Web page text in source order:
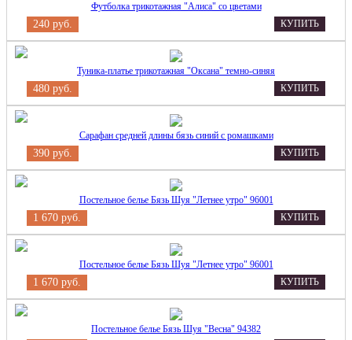
Футболка трикотажная "Алиса" со цветами
240 руб. КУПИТЬ
Туника-платье трикотажная "Оксана" темно-синяя
480 руб. КУПИТЬ
Сарафан средней длины бязь синий с ромашками
390 руб. КУПИТЬ
Постельное белье Бязь Шуя "Летнее утро" 96001
1 670 руб. КУПИТЬ
Постельное белье Бязь Шуя "Летнее утро" 96001
1 670 руб. КУПИТЬ
Постельное белье Бязь Шуя "Весна" 94382